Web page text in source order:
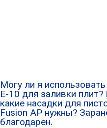
Могу ли я
Е-10 для заливки плит?
какие насадки для
Fusion AP нужны?
благодарен.